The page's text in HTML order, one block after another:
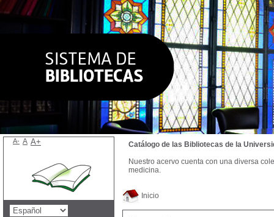
Inicio
Catálogo de las Bibliotecas de la
Nuestro acervo cuenta con una diversa
medicina.
A- A A+